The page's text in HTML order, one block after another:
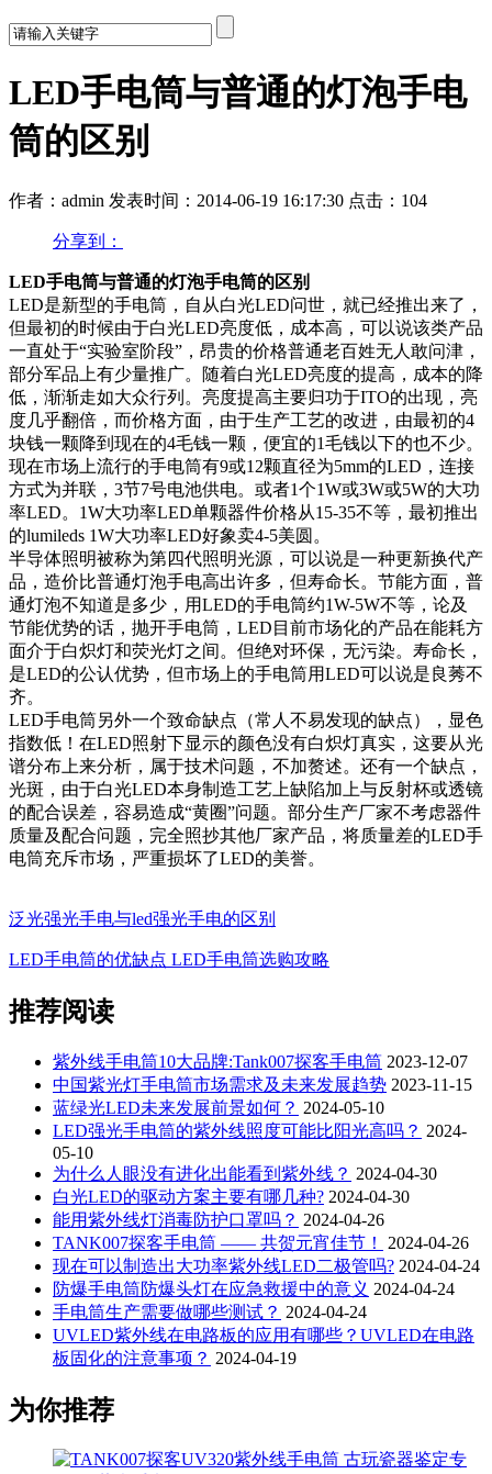
LED手电筒与普通的灯泡手电
筒的区别
作者：admin 发表时间：2014-06-19 16:17:30 点击：104
分享到：
LED手电筒与普通的灯泡手电筒的区别
LED是新型的手电筒，自从白光LED问世，就已经推出来了，
但最初的时候由于白光LED亮度低，成本高，可以说该类产品
一直处于“实验室阶段”，昂贵的价格普通老百姓无人敢问津，
部分军品上有少量推广。随着白光LED亮度的提高，成本的降
低，渐渐走如大众行列。亮度提高主要归功于ITO的出现，亮
度几乎翻倍，而价格方面，由于生产工艺的改进，由最初的4
块钱一颗降到现在的4毛钱一颗，便宜的1毛钱以下的也不少。
现在市场上流行的手电筒有9或12颗直径为5mm的LED，连接
方式为并联，3节7号电池供电。或者1个1W或3W或5W的大功
率LED。1W大功率LED单颗器件价格从15-35不等，最初推出
的lumileds 1W大功率LED好象卖4-5美圆。
半导体照明被称为第四代照明光源，可以说是一种更新换代产
品，造价比普通灯泡手电高出许多，但寿命长。节能方面，普
通灯泡不知道是多少，用LED的手电筒约1W-5W不等，论及
节能优势的话，抛开手电筒，LED目前市场化的产品在能耗方
面介于白炽灯和荧光灯之间。但绝对环保，无污染。寿命长，
是LED的公认优势，但市场上的手电筒用LED可以说是良莠不
齐。
LED手电筒另外一个致命缺点（常人不易发现的缺点），显色
指数低！在LED照射下显示的颜色没有白炽灯真实，这要从光
谱分布上来分析，属于技术问题，不加赘述。还有一个缺点，
光斑，由于白光LED本身制造工艺上缺陷加上与反射杯或透镜
的配合误差，容易造成“黄圈”问题。部分生产厂家不考虑器件
质量及配合问题，完全照抄其他厂家产品，将质量差的LED手
电筒充斥市场，严重损坏了LED的美誉。
泛光强光手电与led强光手电的区别
LED手电筒的优缺点 LED手电筒选购攻略
推荐阅读
紫外线手电筒10大品牌:Tank007探客手电筒 2023-12-07
中国紫光灯手电筒市场需求及未来发展趋势 2023-11-15
蓝绿光LED未来发展前景如何？ 2024-05-10
LED强光手电筒的紫外线照度可能比阳光高吗？ 2024-
05-10
为什么人眼没有进化出能看到紫外线？ 2024-04-30
白光LED的驱动方案主要有哪几种? 2024-04-30
能用紫外线灯消毒防护口罩吗？ 2024-04-26
TANK007探客手电筒 —— 共贺元宵佳节！
2024-04-26
现在可以制造出大功率紫外线LED二极管吗? 2024-04-24
防爆手电筒防爆头灯在应急救援中的意义 2024-04-24
手电筒生产需要做哪些测试？ 2024-04-24
UVLED紫外线在电路板的应用有哪些？UVLED在电路
板固化的注意事项？ 2024-04-19
为你推荐